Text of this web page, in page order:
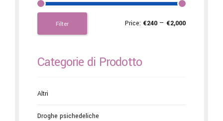
Filter Price: €240 — €2,000
Categorie di Prodotto
Altri
Droghe psichedeliche